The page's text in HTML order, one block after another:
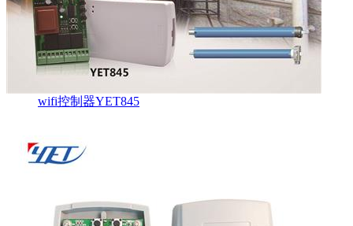
wifi控制器YET845